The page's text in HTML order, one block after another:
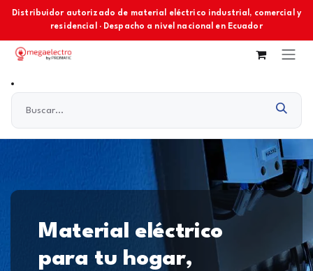
Ir al contenido
Distribuidor autorizado de material eléctrico industrial, comercial y
residencial · Despacho a nivel nacional en Ecuador
Material eléctrico
para tu hogar,